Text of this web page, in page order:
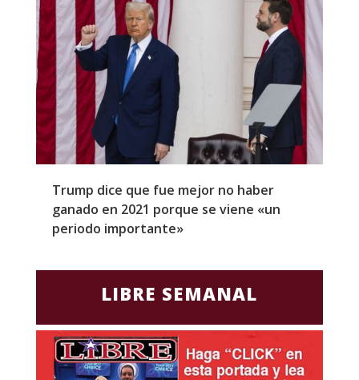
Trump dice que fue mejor no haber
ganado en 2021 porque se viene «un
periodo importante»
LIBRE SEMANAL